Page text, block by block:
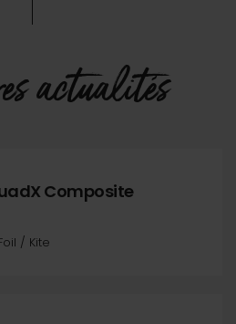
actualités
Composite
/ Kite